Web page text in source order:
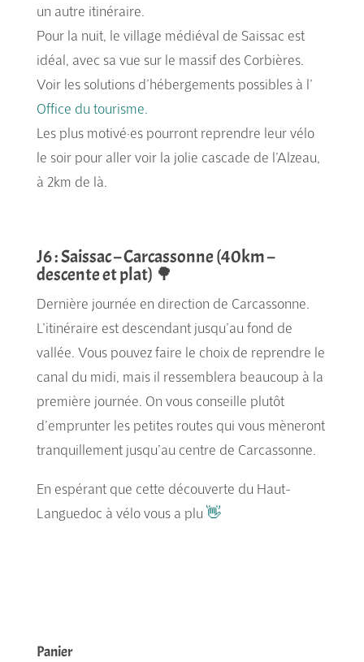
un autre itinéraire.
Pour la nuit, le village médiéval de Saissac est
idéal, avec sa vue sur le massif des Corbières.
Voir les solutions d’hébergements possibles à l’
Office du tourisme.
Les plus motivé·es pourront reprendre leur vélo
le soir pour aller voir la jolie cascade de l’Alzeau,
à 2km de là.
J6 : Saissac – Carcassonne (40km –
descente et plat) 🌳
Dernière journée en direction de Carcassonne.
L’itinéraire est descendant jusqu’au fond de
vallée. Vous pouvez faire le choix de reprendre le
canal du midi, mais il ressemblera beaucoup à la
première journée. On vous conseille plutôt
d’emprunter les petites routes qui vous mèneront
tranquillement jusqu’au centre de Carcassonne.
En espérant que cette découverte du Haut-
Languedoc à vélo vous a plu 👋
Panier